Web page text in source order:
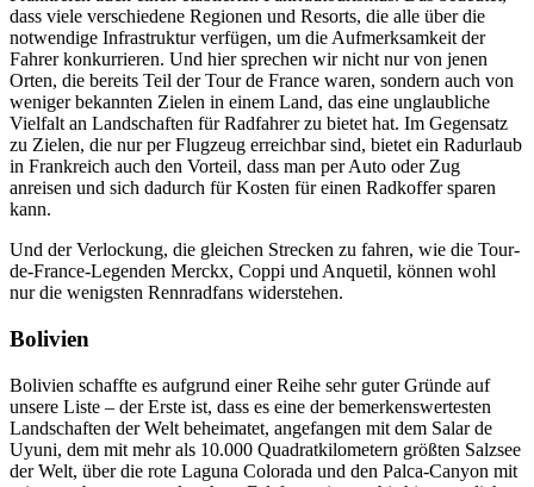
dass viele verschiedene Regionen und Resorts, die alle über die
notwendige Infrastruktur verfügen, um die Aufmerksamkeit der
Fahrer konkurrieren. Und hier sprechen wir nicht nur von jenen
Orten, die bereits Teil der Tour de France waren, sondern auch von
weniger bekannten Zielen in einem Land, das eine unglaubliche
Vielfalt an Landschaften für Radfahrer zu bietet hat. Im Gegensatz
zu Zielen, die nur per Flugzeug erreichbar sind, bietet ein Radurlaub
in Frankreich auch den Vorteil, dass man per Auto oder Zug
anreisen und sich dadurch für Kosten für einen Radkoffer sparen
kann.
Und der Verlockung, die gleichen Strecken zu fahren, wie die Tour-
de-France-Legenden Merckx, Coppi und Anquetil, können wohl
nur die wenigsten Rennradfans widerstehen.
Bolivien
Bolivien schaffte es aufgrund einer Reihe sehr guter Gründe auf
unsere Liste – der Erste ist, dass es eine der bemerkenswertesten
Landschaften der Welt beheimatet, angefangen mit dem Salar de
Uyuni, dem mit mehr als 10.000 Quadrat­kilometern größten Salzsee
der Welt, über die rote Laguna Colorada und den Palca-Canyon mit